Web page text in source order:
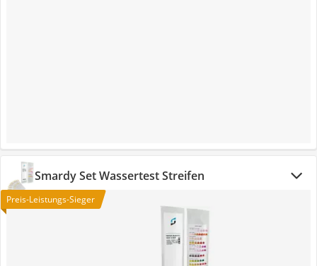
Smardy Set Wassertest Streifen
Preis-Leistungs-Sieger